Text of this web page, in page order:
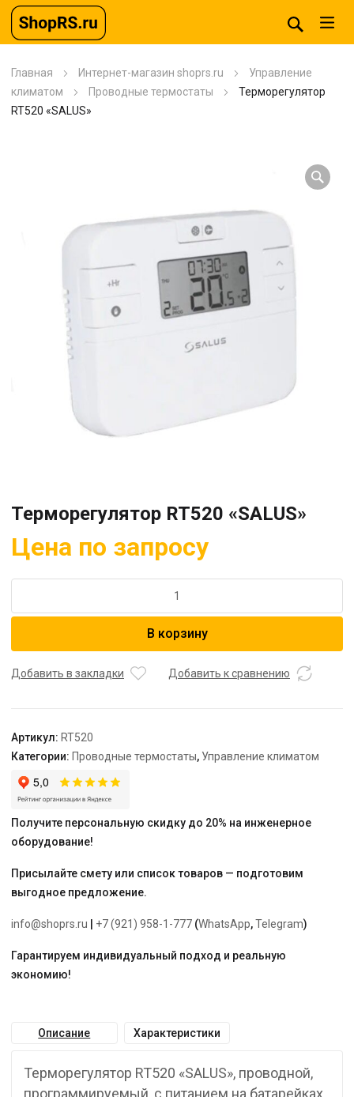
Главная Интернет-магазин shoprs.ru
Управление
климатом
Проводные термостаты
Терморегулятор
RT520 «SALUS»
Терморегулятор RT520 «SALUS»
Цена по запросу
Терморегулятор
В корзину
Добавить в закладки Добавить к сравнению
Артикул: RT520
Категории: Проводные термостаты, Управление климатом
Получите персональную скидку до 20% на инженерное
оборудование!
Присылайте смету или список товаров — подготовим
выгодное предложение.
info@shoprs.ru +7 (921) 958-1-777 (WhatsApp,Telegram)
Гарантируем индивидуальный подход и реальную
экономию!
Описание Характеристики
Терморегулятор RT520 «SALUS», проводной,
программируемый, с питанием на батарейках,